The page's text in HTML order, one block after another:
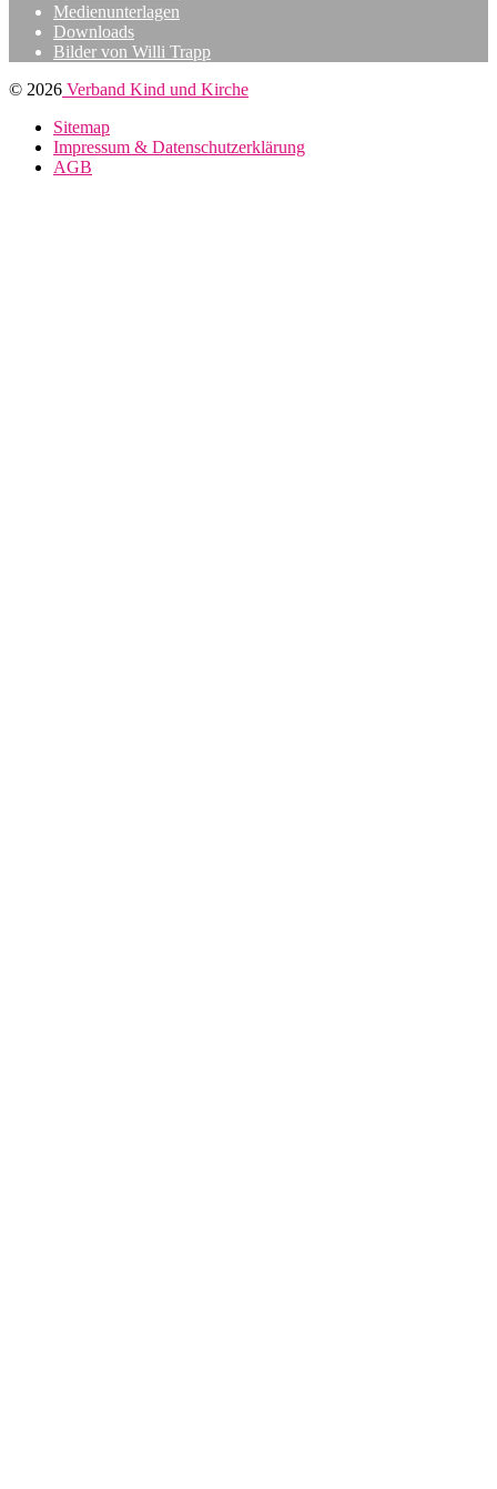
Medienunterlagen
Downloads
Bilder von Willi Trapp
© 2026 Verband Kind und Kirche
Sitemap
Impressum & Datenschutzerklärung
AGB